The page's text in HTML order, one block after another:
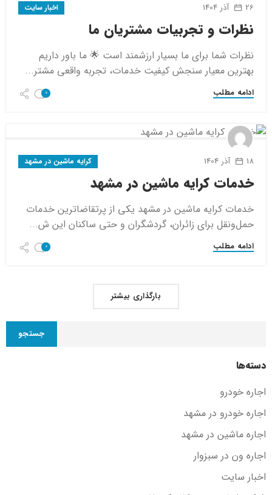
26 آذر 1404 اخبار سایت
نظرات و تجربیات مشتریان ما
نظرات شما برای ما بسیار ارزشمند است 🌟 ما باور داریم
بهترین معیار سنجش کیفیت خدمات، تجربه واقعی مشتر...
ادامه مطلب 0
18 آذر 1404 کرایه ماشین در مشهد
خدمات کرایه ماشین در مشهد
خدمات کرایه ماشین در مشهد یکی از پرتقاضاترین خدمات
حمل‌ونقل برای زائران، گردشگران و حتی ساکنان این ش...
ادامه مطلب 0
بارگذاری بیشتر
جستجو
دسته‌ها
اجاره خودرو
اجاره خودرو در مشهد
اجاره ماشین در مشهد
اجاره ون در سبزوار
اخبار سایت